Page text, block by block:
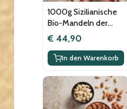
1000g Sizilianische
Bio-Mandeln der
alten Sorte
"Fascionello", per
Hand geerntet,
vegan
€ 44,90
In den Warenkorb